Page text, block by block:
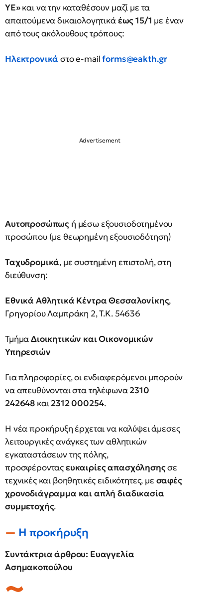
ΥΕ»και να την καταθέσουν μαζί με τα
απαιτούμενα δικαιολογητικάέως 15/1 με έναν
από τους ακόλουθους τρόπους:
Ηλεκτρονικά στο e-mailforms@eakth.gr
Αυτοπροσώπως ή μέσω εξουσιοδοτημένου
προσώπου (με θεωρημένη εξουσιοδότηση)
Ταχυδρομικά, με συστημένη επιστολή, στη
διεύθυνση:
Εθνικά Αθλητικά Κέντρα Θεσσαλονίκης,
Γρηγορίου Λαμπράκη 2, Τ.Κ. 54636
ΤμήμαΔιοικητικών και Οικονομικών
Υπηρεσιών
Για πληροφορίες, οι ενδιαφερόμενοι μπορούν
να απευθύνονται στα τηλέφωνα2310
242648 και2312 000254.
Η νέα προκήρυξη έρχεται να καλύψει άμεσες
λειτουργικές ανάγκες των αθλητικών
εγκαταστάσεων της πόλης,
προσφέρονταςευκαιρίες απασχόλησηςσε
τεχνικές και βοηθητικές ειδικότητες, με σαφές
χρονοδιάγραμμα και απλή διαδικασία
συμμετοχής.
Η προκήρυξη
Συντάκτρια άρθρου: Ευαγγελία
Ασημακοπούλου